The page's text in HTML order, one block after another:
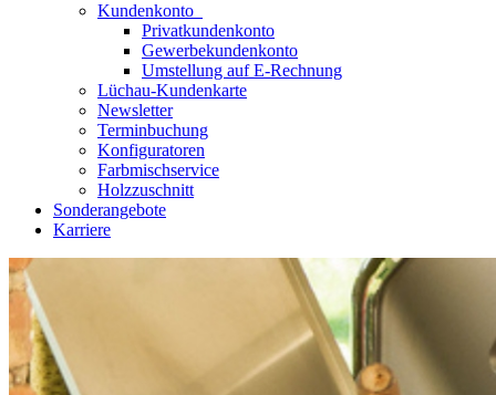
Kundenkonto
Privatkundenkonto
Gewerbekundenkonto
Umstellung auf E-Rechnung
Lüchau-Kundenkarte
Newsletter
Terminbuchung
Konfiguratoren
Farbmischservice
Holzzuschnitt
Sonderangebote
Karriere